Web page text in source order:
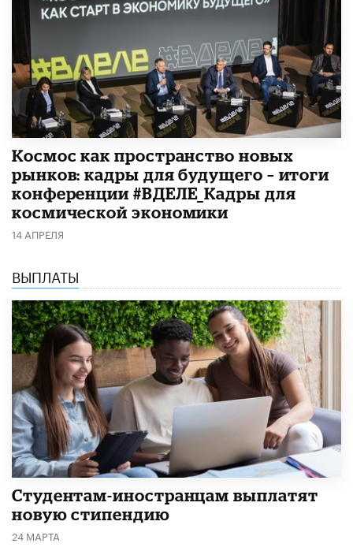
Космос как пространство новых
рынков: кадры для будущего – итоги
конференции #ВДЕЛЕ_Кадры для
космической экономики
14 АПРЕЛЯ
ВЫПЛАТЫ
Студентам-иностранцам выплатят
новую стипендию
24 МАРТА